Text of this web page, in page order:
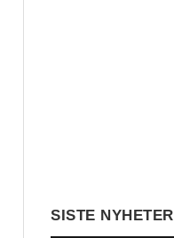
SISTE NYHETER